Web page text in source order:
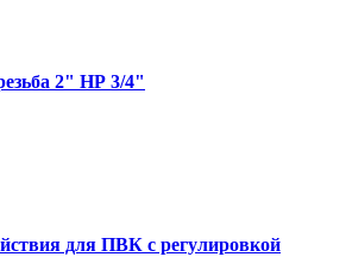
2" НР 3/4"
для ПВК с регулировкой